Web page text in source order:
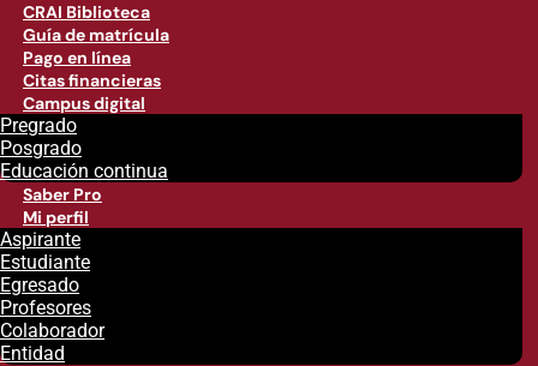
CRAI Biblioteca
Guía de matrícula
Pago en línea
Citas financieras
Campus digital
Pregrado
Posgrado
Educación continua
Saber Pro
Mi perfil
Aspirante
Estudiante
Egresado
Profesores
Colaborador
Entidad